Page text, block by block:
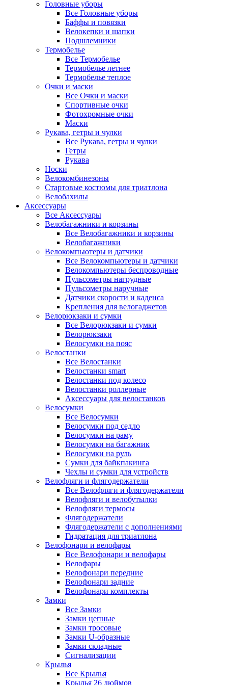
Головные уборы
Все Головные уборы
Баффы и повязки
Велокепки и шапки
Подшлемники
Термобелье
Все Термобелье
Термобелье летнее
Термобелье теплое
Очки и маски
Все Очки и маски
Спортивные очки
Фотохромные очки
Маски
Рукава, гетры и чулки
Все Рукава, гетры и чулки
Гетры
Рукава
Носки
Велокомбинезоны
Стартовые костюмы для триатлона
Велобахилы
Аксессуары
Все Аксессуары
Велобагажники и корзины
Все Велобагажники и корзины
Велобагажники
Велокомпьютеры и датчики
Все Велокомпьютеры и датчики
Велокомпьютеры беспроводные
Пульсометры нагрудные
Пульсометры наручные
Датчики скорости и каденса
Крепления для велогаджетов
Велорюкзаки и сумки
Все Велорюкзаки и сумки
Велорюкзаки
Велосумки на пояс
Велостанки
Все Велостанки
Велостанки smart
Велостанки под колесо
Велостанки роллерные
Аксессуары для велостанков
Велосумки
Все Велосумки
Велосумки под седло
Велосумки на раму
Велосумки на багажник
Велосумки на руль
Сумки для байкпакинга
Чехлы и сумки для устройств
Велофляги и флягодержатели
Все Велофляги и флягодержатели
Велофляги и велобутылки
Велофляги термосы
Флягодержатели
Флягодержатели с дополнениями
Гидратация для триатлона
Велофонари и велофары
Все Велофонари и велофары
Велофары
Велофонари передние
Велофонари задние
Велофонари комплекты
Замки
Все Замки
Замки цепные
Замки тросовые
Замки U-образные
Замки складные
Сигнализации
Крылья
Все Крылья
Крылья 26 дюймов